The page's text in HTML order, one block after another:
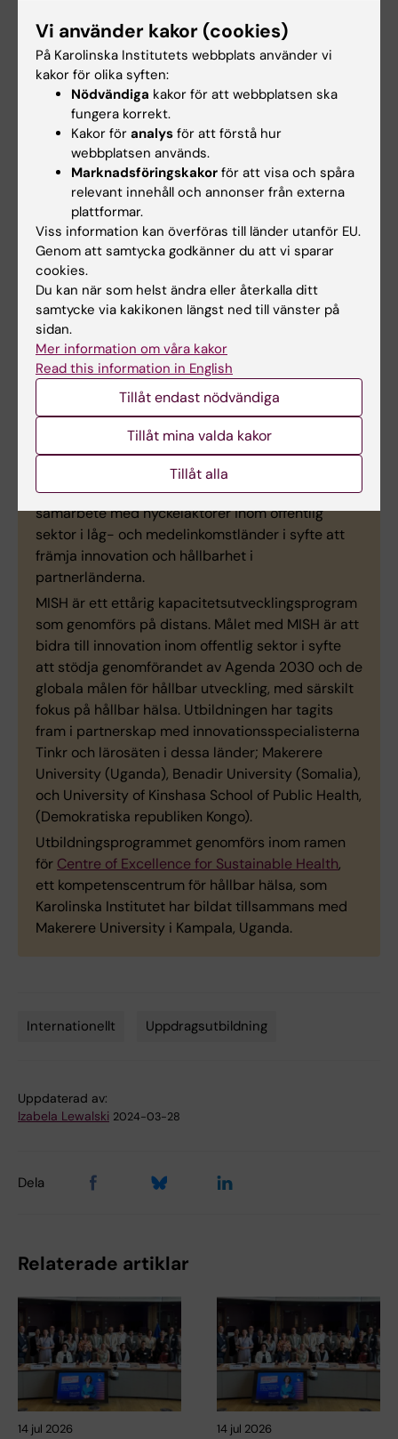
som kursdeltagarna initierar till följd av det
transformativa tänkande de fått till sig under
MISH.”
Hur viktigt är samarbetet med lokala
universitet?
“De lokala universiteten bidrar med kontextuella
exempel och fältarbetsplatser. De identifierar
relevanta samarbetspartners från olika sektorer
inklusive beslutsfattare och personer i ideell
sektor. De lokala universiteten bidrar också med
dagligt stöd till kursdeltagarna.”
Om ”Managing innovation for
sustainable health”
"Managing innovation for sustainable health
är finansierat av Svenska
institutet genom SI Public Sector Innovation
Programme, som riktar sig till universitet och
högskolor. Utbildningsprogrammet genomförs i
samarbete med nyckelaktörer inom offentlig
sektor i låg- och medelinkomstländer i syfte att
främja innovation och hållbarhet i
partnerländerna.
MISH är ett ettårig kapacitetsutvecklingsprogram
som genomförs på distans. Målet med MISH är att
bidra till innovation inom offentlig sektor i syfte
att stödja genomförandet av Agenda 2030 och de
globala målen för hållbar utveckling, med särskilt
fokus på hållbar hälsa. Utbildningen har tagits
fram i partnerskap med innovationsspecialisterna
Tinkr och lärosäten i dessa länder; Makerere
University (Uganda), Benadir University (Somalia),
och University of Kinshasa School of Public Health,
(Demokratiska republiken Kongo).
Utbildningsprogrammet genomförs inom ramen
för Centre of Excellence for Sustainable Health,
ett kompetenscentrum för hållbar hälsa, som
Karolinska Institutet har bildat tillsammans med
Makerere University i Kampala, Uganda.
Internationellt Uppdragsutbildning
Uppdaterad av:
Izabela Lewalski 2024-03-28
Dela
Relaterade artiklar
14 jul 2026 14 jul 2026
Vi använder kakor (cookies)
På Karolinska Institutets webbplats använder vi
kakor för olika syften:
Nödvändiga kakor för att webbplatsen ska
fungera korrekt.
Kakor för analys för att förstå hur
webbplatsen används.
Marknadsföringskakor för att visa och spåra
relevant innehåll och annonser från externa
plattformar.
Viss information kan överföras till länder utanför EU.
Genom att samtycka godkänner du att vi sparar
cookies.
Du kan när som helst ändra eller återkalla ditt
samtycke via kakikonen längst ned till vänster på
sidan.
Mer information om våra kakor
Read this information in English
Tillåt endast nödvändiga
Tillåt mina valda kakor
Tillåt alla